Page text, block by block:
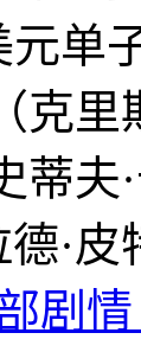
元单
克
蒂
·
剧